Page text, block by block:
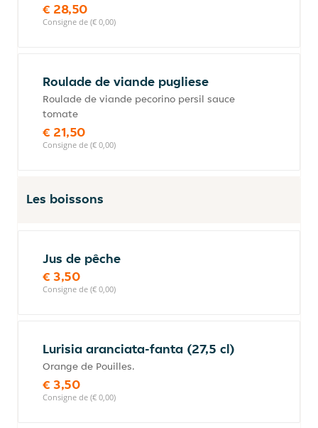
€ 28,50
Consigne de (€ 0,00)
Roulade de viande pugliese
Roulade de viande pecorino persil sauce
tomate
€ 21,50
Consigne de (€ 0,00)
Les boissons
Jus de pêche
€ 3,50
Consigne de (€ 0,00)
Lurisia aranciata-fanta (27,5 cl)
Orange de Pouilles.
€ 3,50
Consigne de (€ 0,00)